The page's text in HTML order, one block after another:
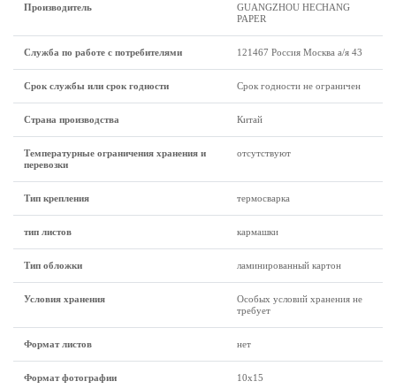
Производитель
GUANGZHOU HECHANG
PAPER
Служба по работе с потребителями 121467 Россия Москва а/я 43
Срок службы или срок годности Срок годности не ограничен
Страна производства Китай
Температурные ограничения хранения и
перевозки
отсутствуют
Тип крепления термосварка
тип листов кармашки
Тип обложки ламинированный картон
Условия хранения
Особых условий хранения не
требует
Формат листов нет
Формат фотографии 10х15